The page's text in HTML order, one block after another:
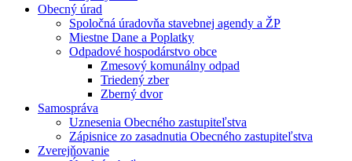
Obecný úrad
Spoločná úradovňa stavebnej agendy a ŽP
Miestne Dane a Poplatky
Odpadové hospodárstvo obce
Zmesový komunálny odpad
Triedený zber
Zberný dvor
Samospráva
Uznesenia Obecného zastupiteľstva
Zápisnice zo zasadnutia Obecného zastupiteľstva
Zverejňovanie